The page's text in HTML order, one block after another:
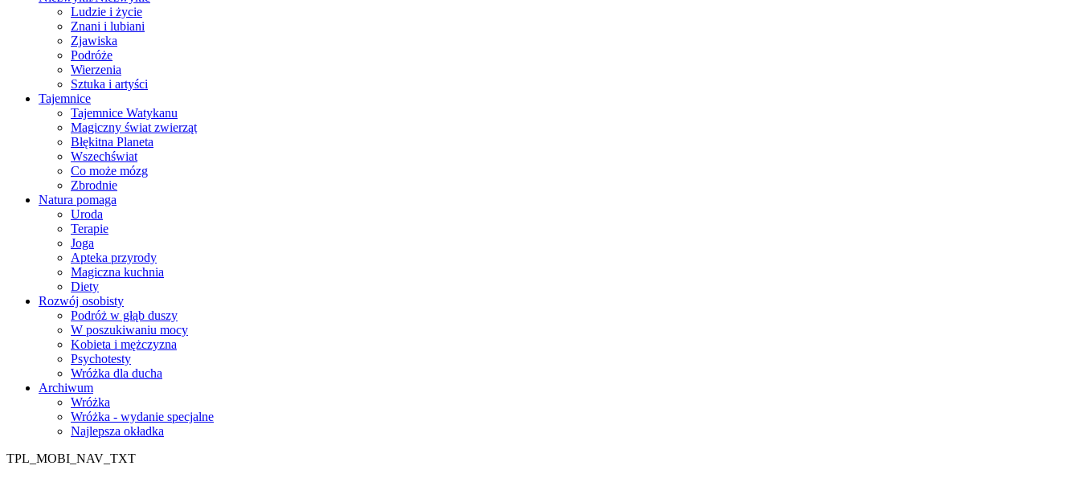
Ludzie i życie
Znani i lubiani
Zjawiska
Podróże
Wierzenia
Sztuka i artyści
Tajemnice
Tajemnice Watykanu
Magiczny świat zwierząt
Błękitna Planeta
Wszechświat
Co może mózg
Zbrodnie
Natura pomaga
Uroda
Terapie
Joga
Apteka przyrody
Magiczna kuchnia
Diety
Rozwój osobisty
Podróż w głąb duszy
W poszukiwaniu mocy
Kobieta i mężczyzna
Psychotesty
Wróżka dla ducha
Archiwum
Wróżka
Wróżka - wydanie specjalne
Najlepsza okładka
TPL_MOBI_NAV_TXT